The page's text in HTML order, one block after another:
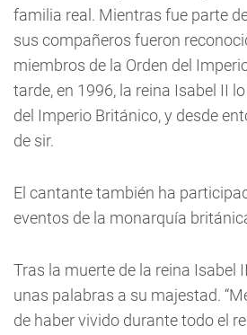
familia real. Mientras fue parte
sus compañeros fueron
miembros de la Orden del
tarde, en 1996, la reina Isabel II
del Imperio Británico, y desde
de sir.
El cantante también ha
eventos de la monarquía
Tras la muerte de la reina Isabel
unas palabras a su majestad.
de haber vivido durante todo el